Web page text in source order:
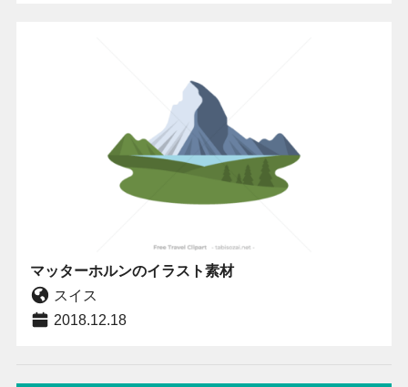
マッターホルンのイラスト素材
スイス
2018.12.18